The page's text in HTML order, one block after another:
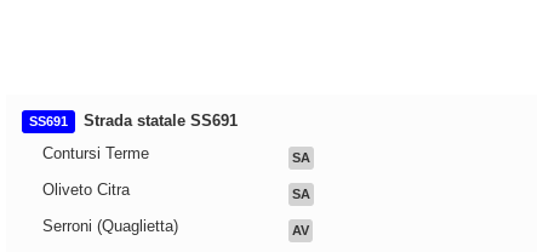
SS691
Strada statale SS691
Contursi Terme
SA
Oliveto Citra SA
Serroni (Quaglietta) AV